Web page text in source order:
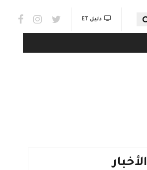
links & Watch
دليل ET
الأخبار